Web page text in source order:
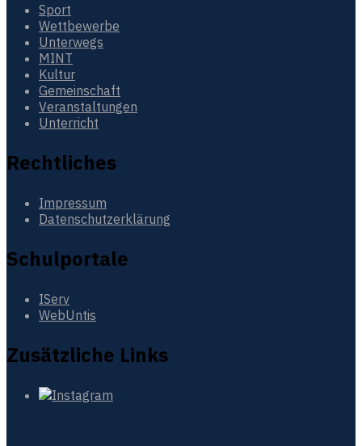
Sport
Wettbewerbe
Unterwegs
MINT
Kultur
Gemeinschaft
Veranstaltungen
Unterricht
Rechtliches
Impressum
Datenschutzerklärung
Schulportale
IServ
WebUntis
Zusätzliche Links